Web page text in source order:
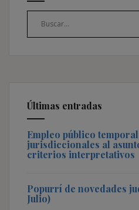
Últimas entradas
Empleo público
jurisdiccionales al
criterios interpretativos
Popurrí de novedades
Julio)